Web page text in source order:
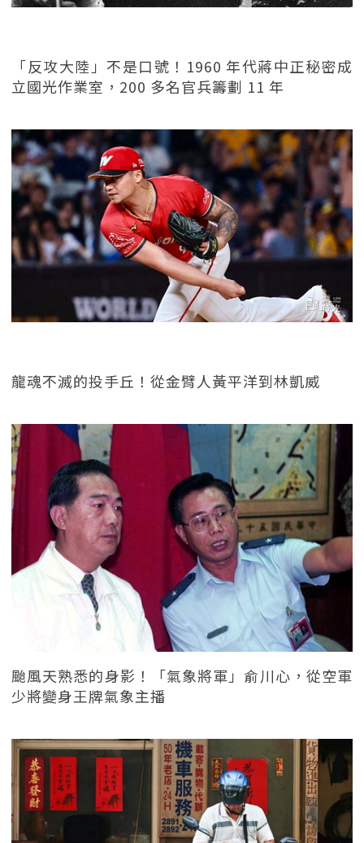
「反攻大陸」不是口號！1960 年代蔣中正秘密成
立國光作業室，200 多名官兵籌劃 11 年
龍魂不滅的投手丘！從金臂人黃平洋到林凱威
颱風天熟悉的身影！「氣象將軍」俞川心，從空軍
少將變身王牌氣象主播